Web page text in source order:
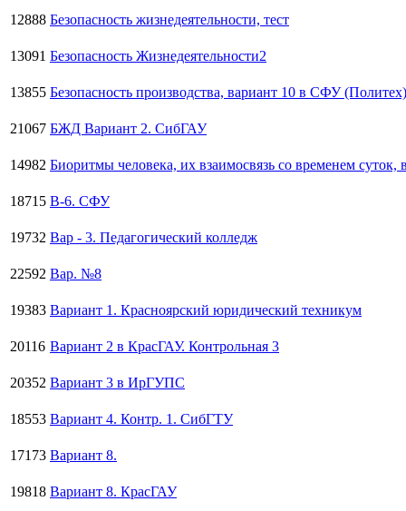
12888 Безопасность жизнедеятельности, тест
13091 Безопасность Жизнедеятельности2
13855 Безопасность производства, вариант 10 в СФУ (Политех)
21067 БЖД Вариант 2. СибГАУ
14982 Биоритмы человека, их взаимосвязь со временем
18715 В-6. СФУ
19732 Вар - 3. Педагогический колледж
22592 Вар. №8
19383 Вариант 1. Красноярский юридический техникум
20116 Вариант 2 в КрасГАУ. Контрольная 3
20352 Вариант 3 в ИрГУПС
18553 Вариант 4. Контр. 1. СибГТУ
17173 Вариант 8.
19818 Вариант 8. КрасГАУ